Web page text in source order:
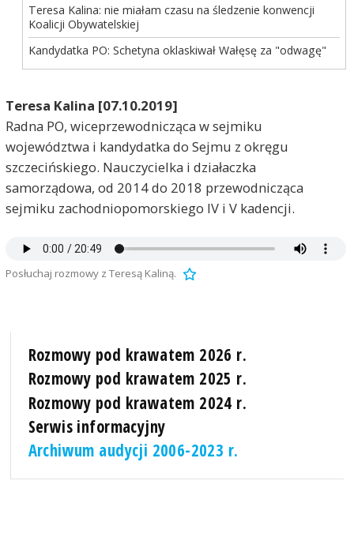
Teresa Kalina: nie miałam czasu na śledzenie konwencji
Koalicji Obywatelskiej
Kandydatka PO: Schetyna oklaskiwał Wałęsę za "odwagę"
Teresa Kalina [07.10.2019]
Radna PO, wiceprzewodnicząca w sejmiku
województwa i kandydatka do Sejmu z okręgu
szczecińskiego. Nauczycielka i działaczka
samorządowa, od 2014 do 2018 przewodnicząca
sejmiku zachodniopomorskiego IV i V kadencji.
Posłuchaj rozmowy z Teresą Kaliną.
Rozmowy pod krawatem 2026 r.
Rozmowy pod krawatem 2025 r.
Rozmowy pod krawatem 2024 r.
Serwis informacyjny
Archiwum audycji 2006-2023 r.